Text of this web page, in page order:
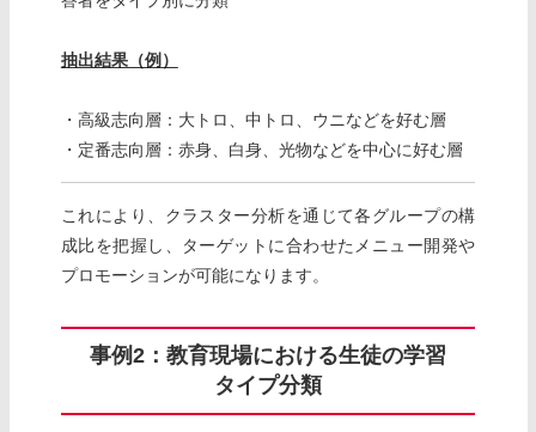
抽出結果（例）
・高級志向層：大トロ、中トロ、ウニなどを好む層
・定番志向層：赤身、白身、光物などを中心に好む層
これにより、クラスター分析を通じて各グループの構
成比を把握し、ターゲットに合わせたメニュー開発や
プロモーションが可能になります。
事例2：教育現場における生徒の学習
タイプ分類